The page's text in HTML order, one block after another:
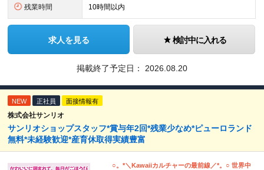
残業時間 10時間以内
求人を見る 検討中に入れる
掲載終了予定日： 2026.08.20
NEW 正社員 面接情報有
株式会社サンリオ
サンリオショップスタッフ*賞与年2回*残業少なめ*ピューロランド
無料*未経験歓迎*産育休取得実績豊富
○。*＼Kawaiiカルチャーの最前線／*。○ 世界中